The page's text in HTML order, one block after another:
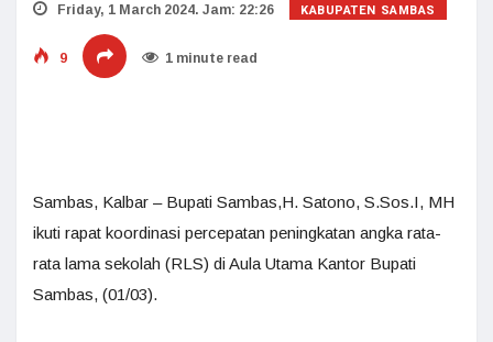
Friday, 1 March 2024. Jam: 22:26 KABUPATEN SAMBAS
9 1 minute read
Sambas, Kalbar – Bupati Sambas,H. Satono, S.Sos.I, MH
ikuti rapat koordinasi percepatan peningkatan angka rata-
rata lama sekolah (RLS) di Aula Utama Kantor Bupati
Sambas, (01/03).